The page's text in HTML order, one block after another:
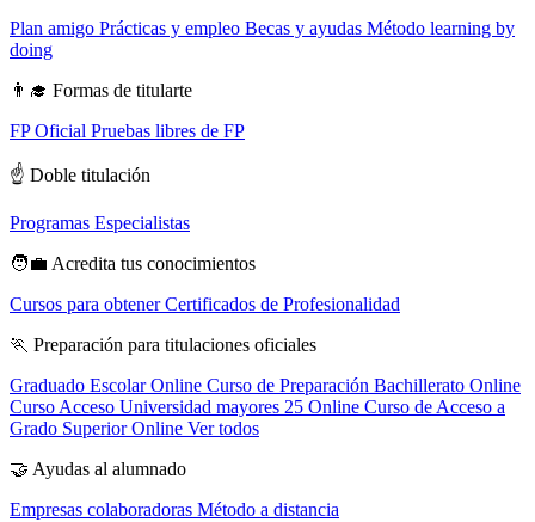
Plan amigo Prácticas y empleo Becas y ayudas Método learning by
doing
👨‍🎓 Formas de titularte
FP Oficial Pruebas libres de FP
☝️ Doble titulación
Programas Especialistas
🧑‍💼 Acredita tus conocimientos
Cursos para obtener Certificados de Profesionalidad
🏃 Preparación para titulaciones oficiales
Graduado Escolar Online Curso de Preparación Bachillerato Online
Curso Acceso Universidad mayores 25 Online Curso de Acceso a
Grado Superior Online Ver todos
🤝 Ayudas al alumnado
Empresas colaboradoras Método a distancia